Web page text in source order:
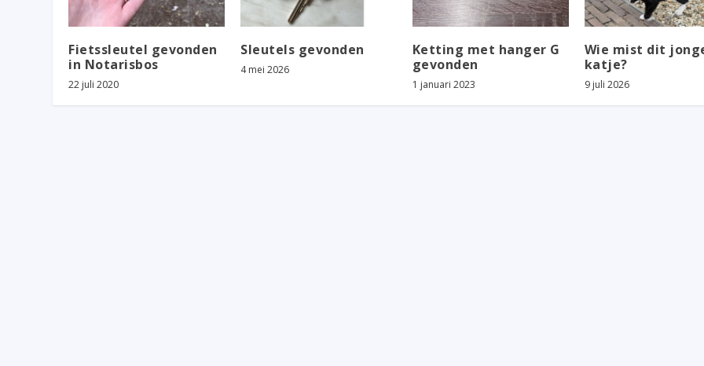
Fietssleutel gevonden
in Notarisbos
22 juli 2020
Sleutels gevonden
4 mei 2026
Ketting met hanger G
gevonden
1 januari 2023
Wie mist dit
katje?
9 juli 2026